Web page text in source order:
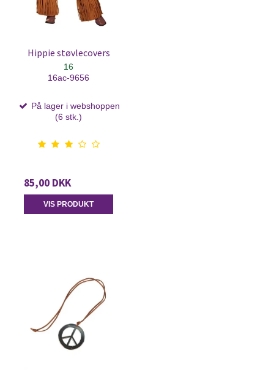
Hippie støvlecovers
16
16ac-9656
På lager i webshoppen
(6 stk.)
85,00 DKK
VIS PRODUKT